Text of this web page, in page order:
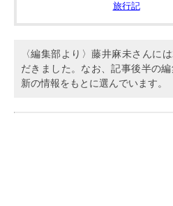
旅行記
〈編集部より〉藤井麻未さんに
だきました。なお、記事後半の
新の情報をもとに選んでいます。